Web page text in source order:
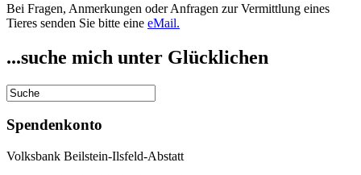
Bei Fragen, Anmerkungen oder Anfragen zur Vermittlung eines
Tieres senden Sie bitte eine eMail.
...suche mich unter Glücklichen
Spendenkonto
Volksbank Beilstein-Ilsfeld-Abstatt